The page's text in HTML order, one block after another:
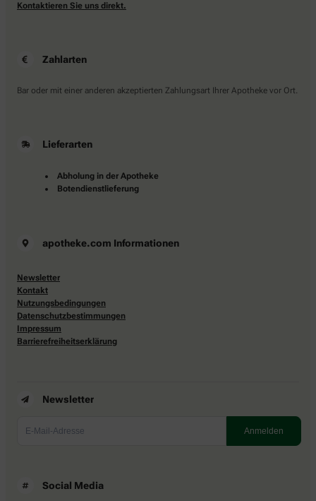
Kontaktieren Sie uns direkt.
Zahlarten
Bar oder mit einer anderen akzeptierten Zahlungsart Ihrer Apotheke vor Ort.
Lieferarten
Abholung in der Apotheke
Botendienstlieferung
apotheke.com Informationen
Newsletter
Kontakt
Nutzungsbedingungen
Datenschutzbestimmungen
Impressum
Barrierefreiheitserklärung
Newsletter
Social Media